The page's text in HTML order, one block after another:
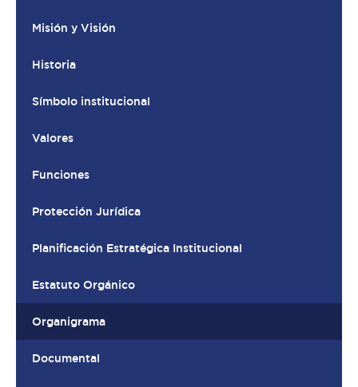
Misión y Visión
Historia
Símbolo institucional
Valores
Funciones
Protección Jurídica
Planificación Estratégica Institucional
Estatuto Orgánico
Organigrama
Documental